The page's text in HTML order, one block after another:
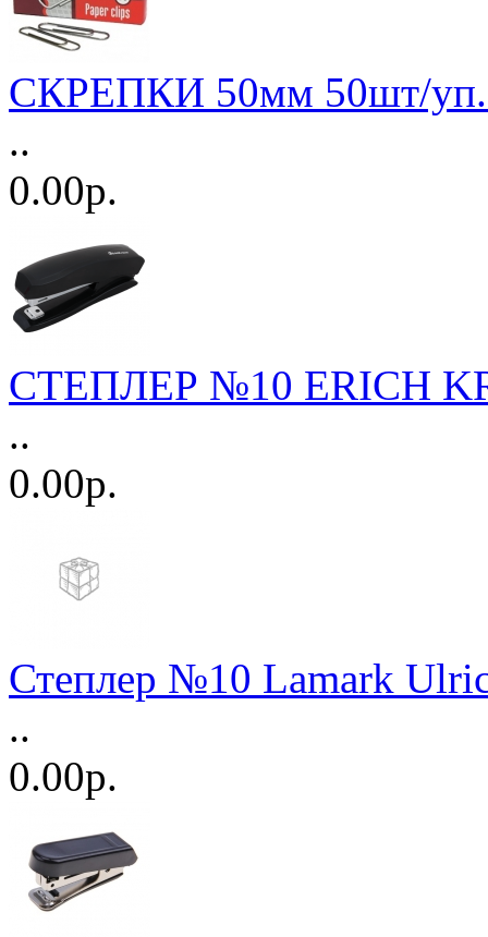
СКРЕПКИ 50мм 50шт/уп.
..
0.00р.
СТЕПЛЕР №10 ERICH
..
0.00р.
Степлер №10 Lamark
..
0.00р.